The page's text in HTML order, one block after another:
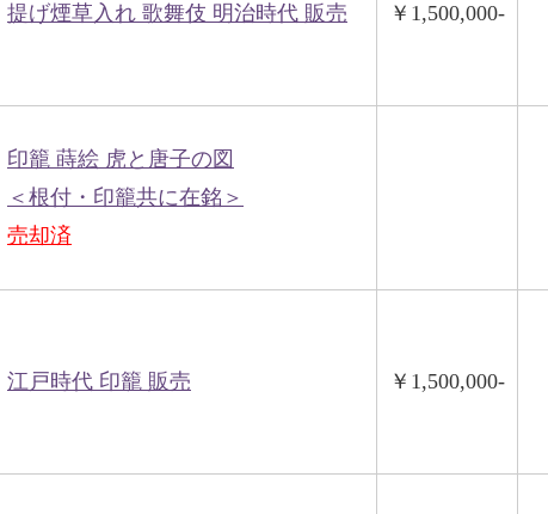
提げ煙草入れ 歌舞伎 明治時代 販売 ￥1,500,000-
印籠 蒔絵 虎と唐子の図
＜根付・印籠共に在銘＞
売却済
江戸時代 印籠 販売 ￥1,500,000-